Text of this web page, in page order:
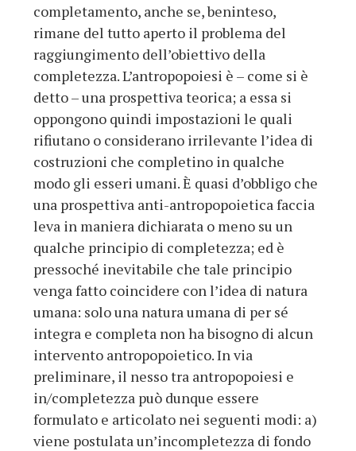
completamento, anche se, beninteso,
rimane del tutto aperto il problema del
raggiungimento dell’obiettivo della
completezza. L’antropopoiesi è – come si è
detto – una prospettiva teorica; a essa si
oppongono quindi impostazioni le quali
rifiutano o considerano irrilevante l’idea di
costruzioni che completino in qualche
modo gli esseri umani. È quasi d’obbligo che
una prospettiva anti-antropopoietica faccia
leva in maniera dichiarata o meno su un
qualche principio di completezza; ed è
pressoché inevitabile che tale principio
venga fatto coincidere con l’idea di natura
umana: solo una natura umana di per sé
integra e completa non ha bisogno di alcun
intervento antropopoietico. In via
preliminare, il nesso tra antropopoiesi e
in/completezza può dunque essere
formulato e articolato nei seguenti modi: a)
viene postulata un’incompletezza di fondo